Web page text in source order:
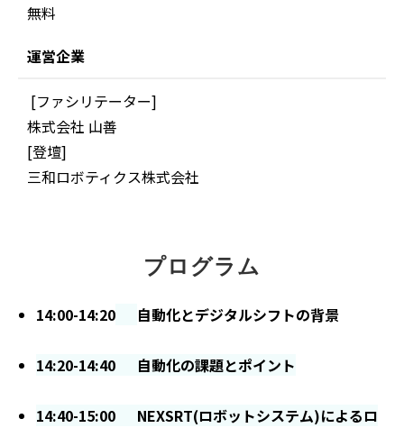
無料
運営企業
[ファシリテーター]
株式会社 山善
[登壇]
三和ロボティクス株式会社
プログラム
14:00-14:20 自動化とデジタルシフトの背景
14:20-14:40 自動化の課題とポイント
14:40-15:00 NEXSRT(ロボットシステム)によるロ